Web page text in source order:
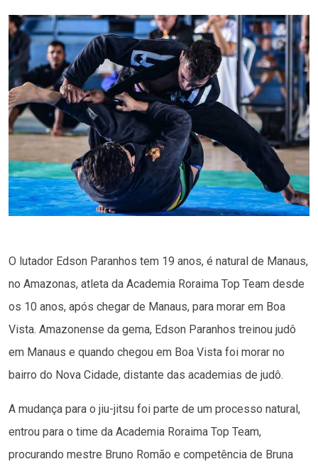
O lutador Edson Paranhos tem 19 anos, é natural de Manaus,
no Amazonas, atleta da Academia Roraima Top Team desde
os 10 anos, após chegar de Manaus, para morar em Boa
Vista. Amazonense da gema, Edson Paranhos treinou judô
em Manaus e quando chegou em Boa Vista foi morar no
bairro do Nova Cidade, distante das academias de judô.
A mudança para o jiu-jitsu foi parte de um processo natural,
entrou para o time da Academia Roraima Top Team,
procurando mestre Bruno Romão e competência de Bruna